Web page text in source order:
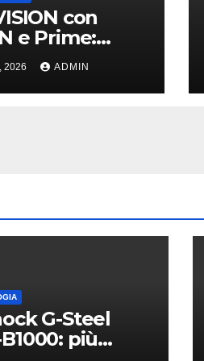
con
e Prime:
promo per
TIM
2026 ADMIN
G-Steel
più